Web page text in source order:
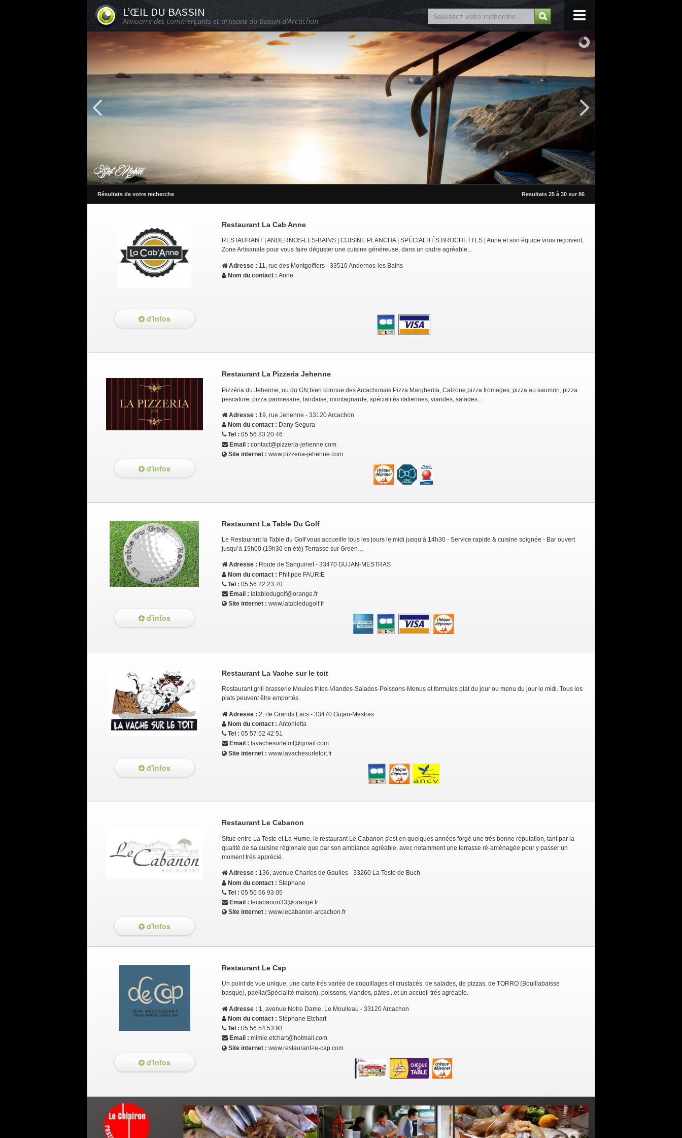
L’ŒIL DU BASSIN
Annuaire des commerçants et artisans du Bassin d'Arcachon
Résultats de votre recherche Resultats 25 à 30 sur 86
Restaurant La Cab Anne
RESTAURANT | ANDERNOS-LES-BAINS | CUISINE PLANCHA | SPÉCIALITÉS BROCHETTES | Anne et son équipe vous reçoivent,
Zone Artisanale pour vous faire déguster une cuisine généreuse, dans un cadre agréable...
Adresse : 11, rue des Montgolfiers - 33510 Andernos-les Bains
Nom du contact : Anne
d'infos
Restaurant La Pizzeria Jehenne
Pizzéria du Jehenne, ou du GN,bien connue des Arcachonais.Pizza Margherita, Calzone,pizza fromages, pizza au saumon, pizza
pescatore, pizza parmesane, landaise, montagnarde, spécialités italiennes, viandes, salades...
Adresse : 19, rue Jehenne - 33120 Arcachon
Nom du contact : Dany Segura
Tel : 05 56 83 20 46
Email : contact@pizzeria-jehenne.com
Site internet : www.pizzeria-jehenne.com
d'infos
Restaurant La Table Du Golf
Le Restaurant la Table du Golf vous accueille tous les jours le midi jusqu’à 14h30 - Service rapide & cuisine soignée - Bar ouvert
jusqu’à 19h00 (19h30 en été) Terrasse sur Green…
Adresse : Route de Sanguinet - 33470 GUJAN-MESTRAS
Nom du contact : Philippe FAURIE
Tel : 05 56 22 23 70
Email : latabledugolf@orange.fr
Site internet : www.latabledugolf.fr
d'infos
Restaurant La Vache sur le toit
Restaurant grill brasserie.Moules frites-Viandes-Salades-Poissons-Menus et formules plat du jour ou menu du jour le midi. Tous les
plats peuvent être emportés.
Adresse : 2, rte Grands Lacs - 33470 Gujan-Mestras
Nom du contact : Antonietta
Tel : 05 57 52 42 51
Email : lavachesurletoit@gmail.com
Site internet : www.lavachesurletoit.fr
d'infos
Restaurant Le Cabanon
Situé entre La Teste et La Hume, le restaurant Le Cabanon s'est en quelques années forgé une trés bonne réputation, tant par la
qualité de sa cuisine régionale que par son ambiance agréable, avec notamment une terrasse ré-aménagée pour y passer un
moment trés apprécié.
Adresse : 136, avenue Charles de Gaulles - 33260 La Teste de Buch
Nom du contact : Stephane
Tel : 05 56 66 93 05
Email : lecabanon33@orange.fr
Site internet : www.lecabanon-arcachon.fr
d'infos
Restaurant Le Cap
Un point de vue unique, une carte trés variée de coquillages et crustacés, de salades, de pizzas, de TORRO (Bouillabaisse
basque), paella(Spécialité maison), poissons, viandes, pâtes...et un accueil trés agréable.
Adresse : 1, avenue Notre Dame. Le Moulleau - 33120 Arcachon
Nom du contact : Stéphane Etchart
Tel : 05 56 54 53 93
Email : mimie.etchart@hotmail.com
Site internet : www.restaurant-le-cap.com
d'infos